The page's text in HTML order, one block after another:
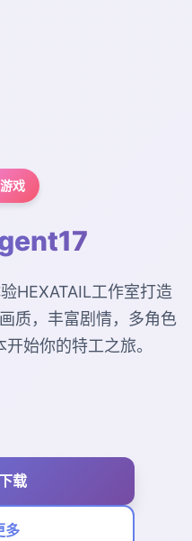
戏
HEXATAIL工作室打造
质，丰富剧情，多角色
始你的特工之旅。
载
多